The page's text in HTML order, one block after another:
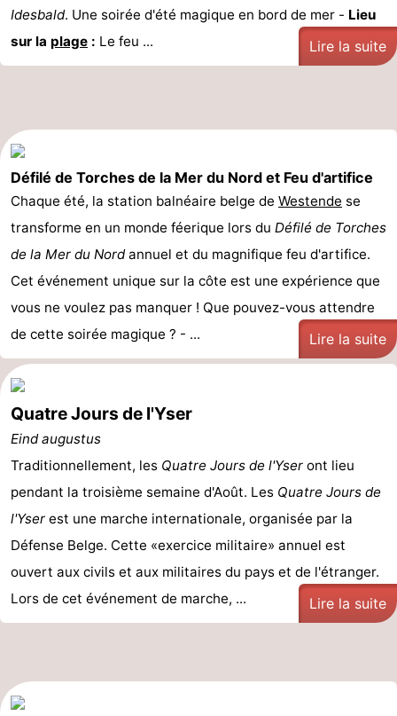
intérieures
mini-
bien-
&
Nature
-
Piscines
-
Faire
vélo
-
Équitation
-
de
golf
Surfen
-
Equitation
Boire
et
Événements
Forum
-
Tram
Adresses
Idesbald. Une soirée d'été magique en bord de mer - Lieu
sur la plage : Le feu ... Lire la suite
Défilé de Torches de la Mer du Nord et Feu d'artifice
Chaque été, la station balnéaire belge de Westende se
transforme en un monde féerique lors du Défilé de Torches
de la Mer du Nordannuel et du magnifique feu d'artifice.
Cet événement unique sur la côte est une expérience que
vous ne voulez pas manquer ! Que pouvez-vous attendre
de cette soirée magique ? - ...
Lire la suite
Quatre Jours de l'Yser
Eind augustus
Traditionnellement, les Quatre Jours de l'Yser ont lieu
pendant la troisième semaine d'Août. Les Quatre Jours de
l'Yser est une marche internationale, organisée par la
Défense Belge. Cette «exercice militaire» annuel est
ouvert aux civils et aux militaires du pays et de l'étranger.
Lors de cet événement de marche, ...
Lire la suite